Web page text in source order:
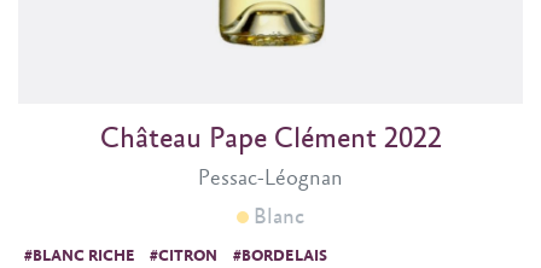
Pessac-Léognan
Château Pape Clément 2022
Blanc
#BLANC RICHE #CITRON #BORDELAIS